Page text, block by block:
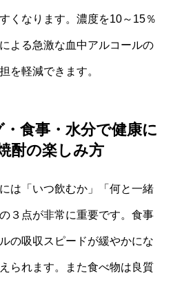
くなります。濃度を10～15％
よる急激な血中アルコールの
を軽減できます。
食事・水分で健康に
酎の楽しみ方
は「いつ飲むか」「何と一緒
３点が非常に重要です。食事
の吸収スピードが緩やかにな
られます。また食べ物は良質